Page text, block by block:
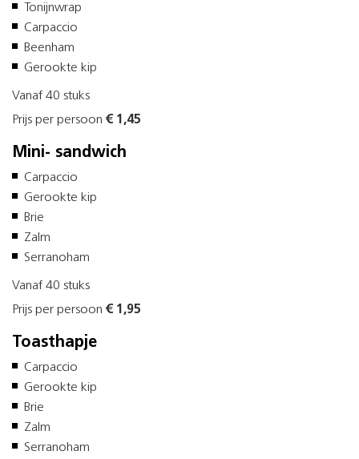
Tonijnwrap
Carpaccio
Beenham
Gerookte kip
Vanaf 40 stuks
Prijs per persoon € 1,45
Mini- sandwich
Carpaccio
Gerookte kip
Brie
Zalm
Serranoham
Vanaf 40 stuks
Prijs per persoon € 1,95
Toasthapje
Carpaccio
Gerookte kip
Brie
Zalm
Serranoham